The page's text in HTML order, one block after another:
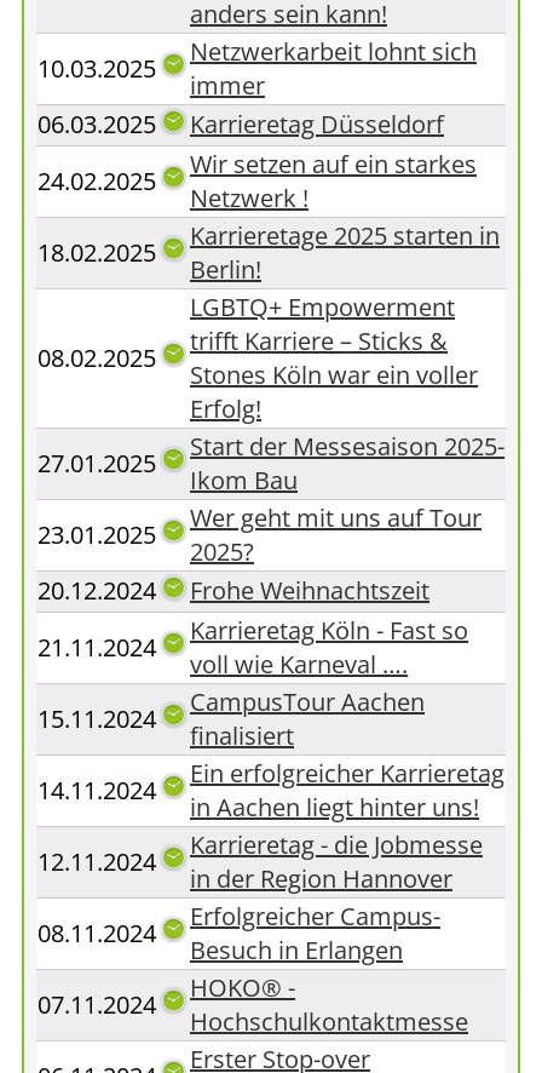
anders sein kann!
10.03.2025
Netzwerkarbeit lohnt sich
immer
06.03.2025
Karrieretag Düsseldorf
24.02.2025
Wir setzen auf ein starkes
Netzwerk !
18.02.2025
Karrieretage 2025 starten in
Berlin!
08.02.2025
LGBTQ+ Empowerment
trifft Karriere – Sticks &
Stones Köln war ein voller
Erfolg!
27.01.2025
Start der Messesaison 2025-
Ikom Bau
23.01.2025
Wer geht mit uns auf Tour
2025?
20.12.2024
Frohe Weihnachtszeit
21.11.2024
Karrieretag Köln - Fast so
voll wie Karneval ….
15.11.2024
CampusTour Aachen
finalisiert
14.11.2024
Ein erfolgreicher Karrieretag
in Aachen liegt hinter uns!
12.11.2024
Karrieretag - die Jobmesse
in der Region Hannover
08.11.2024
Erfolgreicher Campus-
Besuch in Erlangen
07.11.2024
HOKO® -
Hochschulkontaktmesse
Erster Stop-over